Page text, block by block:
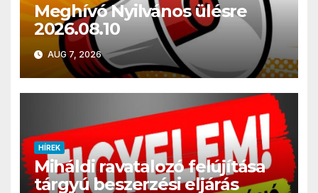
Meghívó Nyilvános ülésre
2026.08.10
AUG 7, 2026
HÍREK
Miháldi ravatalozó felújítása
tárgyú beszerzési eljárás